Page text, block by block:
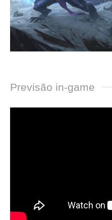
Previsão in-game